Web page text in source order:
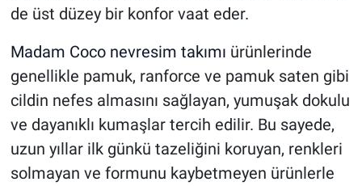
de üst düzey bir konfor vaat eder.
Madam Coco nevresim takımı ürünlerinde
genellikle pamuk, ranforce ve pamuk saten gibi
cildin nefes almasını sağlayan, yumuşak dokulu
ve dayanıklı kumaşlar tercih edilir. Bu sayede,
uzun yıllar ilk günkü tazeliğini koruyan, renkleri
solmayan ve formunu kaybetmeyen ürünlerle